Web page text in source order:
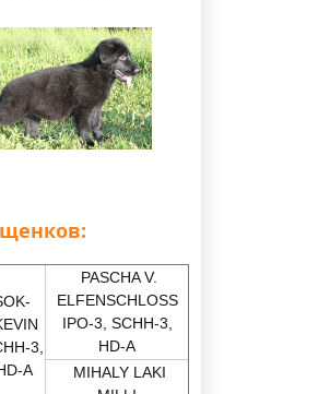
3,
A
PASCHA V.
ELFENSCHLOSS
IPO-3, SCHH-3,
HD-A
MIHALY LAKI